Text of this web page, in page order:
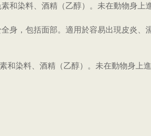
和染料、酒精（乙醇）。未在動物身上
身，包括面部。適用於容易出現皮炎、
染料、酒精（乙醇）。未在動物身上進